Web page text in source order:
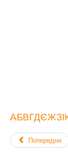
АБВГДЄЖЗІ
Попередня